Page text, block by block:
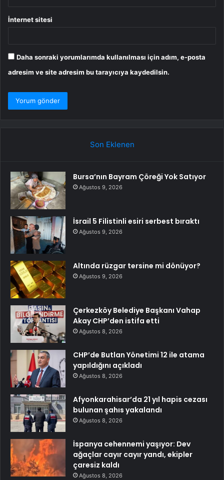
İnternet sitesi
Daha sonraki yorumlarımda kullanılması için adım, e-posta
adresim ve site adresim bu tarayıcıya kaydedilsin.
Son Eklenen
Bursa’nın Bayram Çöreği Yok Satıyor
Ağustos 9, 2026
İsrail 5 Filistinli esiri serbest bıraktı
Ağustos 9, 2026
Altında rüzgar tersine mi dönüyor?
Ağustos 9, 2026
Çerkezköy Belediye Başkanı Vahap
Akay CHP’den istifa etti
Ağustos 8, 2026
CHP’de Butlan Yönetimi 12 ile atama
yapıldığını açıkladı
Ağustos 8, 2026
Afyonkarahisar’da 21 yıl hapis cezası
bulunan şahıs yakalandı
Ağustos 8, 2026
İspanya cehennemi yaşıyor: Dev
ağaçlar cayır cayır yandı, ekipler
çaresiz kaldı
Ağustos 8, 2026